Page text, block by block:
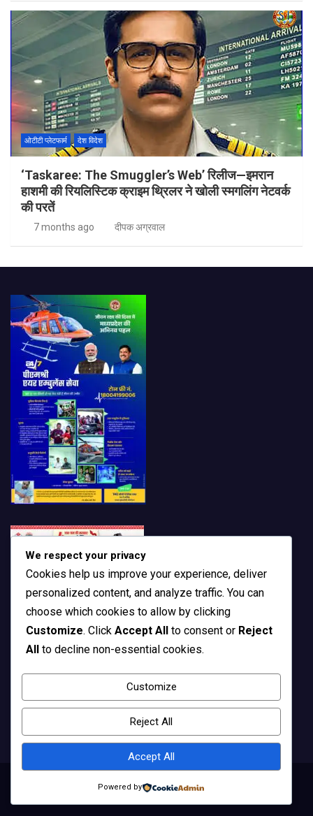
ओटीटी प्लेटफार्म देश विदेश
‘Taskaree: The Smuggler’s Web’ रिलीज—इमरान
हाशमी की रियलिस्टिक क्राइम थ्रिलर ने खोली स्मगलिंग नेटवर्क
की परतें
7 months ago दीपक अग्रवाल
We respect your privacy
Cookies help us improve your experience, deliver
personalized content, and analyze traffic. You can
choose which cookies to allow by clicking
Customize. Click Accept All to consent or Reject
All to decline non-essential cookies.
Customize
Reject All
Accept All
Powered by